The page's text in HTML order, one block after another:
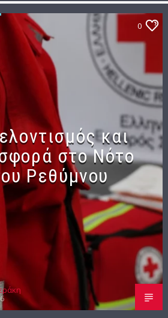
0
και
στο Νότο
Ρεθύμνου